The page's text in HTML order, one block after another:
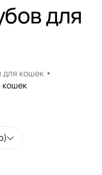
для
для кошек
кошек